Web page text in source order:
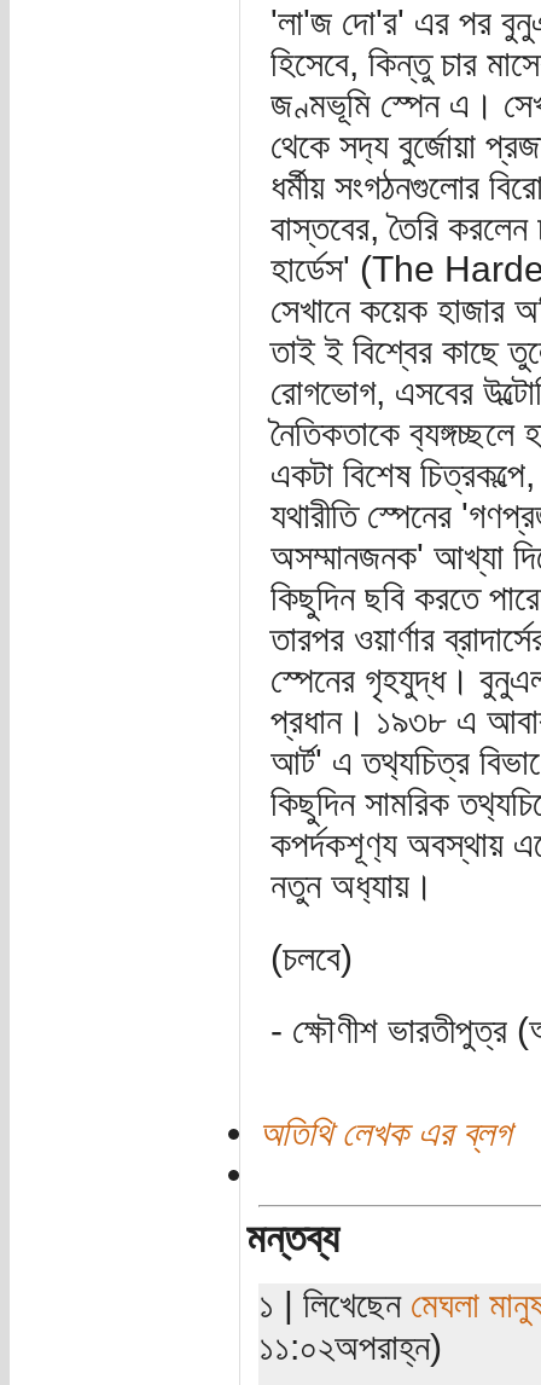
'লা'জ দো'র' এর পর
হিসেবে, কিন্তু চার
জণ্মভূমি স্পেন এ।
থেকে সদ‍্য বুর্জোয়া
ধর্মীয় সংগঠনগুলোর
বাস্তবের, তৈরি
হার্ডেস' (The
সেখানে কয়েক হাজার
তাই ই বিশ্বের কাছে
রোগভোগ, এসবের
নৈতিকতাকে
একটা বিশেষ
যথারীতি স্পেনের
অসম্মানজনক' আখ্যা
কিছুদিন ছবি ক‍রতে
তারপর ওয়ার্ণার
স্পেনের গৃহযুদ্ধ। বুনুএল
প্রধান। ১৯৩৮ এ
আর্ট' এ তথ‍্যচিত্র
কিছুদিন সাম‍রিক
কপর্দকশূণ‍্য অবস্থায়
নতুন অধ‍্যায়।
(চলবে)
- ক্ষৌণীশ ভারতীপুত্র
অতিথি লেখক এর ব্লগ
মন্তব্য
১ | লিখেছেন মেঘলা
১১:০২অপরাহ্ন)